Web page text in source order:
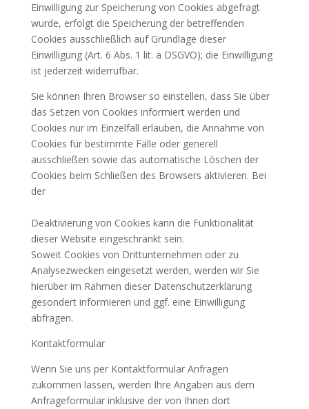
Einwilligung zur Speicherung von Cookies abgefragt
wurde, erfolgt die Speicherung der betreffenden
Cookies ausschließlich auf Grundlage dieser
Einwilligung (Art. 6 Abs. 1 lit. a DSGVO); die Einwilligung
ist jederzeit widerrufbar.
Sie können Ihren Browser so einstellen, dass Sie über
das Setzen von Cookies informiert werden und
Cookies nur im Einzelfall erlauben, die Annahme von
Cookies für bestimmte Fälle oder generell
ausschließen sowie das automatische Löschen der
Cookies beim Schließen des Browsers aktivieren. Bei
der
Deaktivierung von Cookies kann die Funktionalität
dieser Website eingeschränkt sein.
Soweit Cookies von Drittunternehmen oder zu
Analysezwecken eingesetzt werden, werden wir Sie
hierüber im Rahmen dieser Datenschutzerklärung
gesondert informieren und ggf. eine Einwilligung
abfragen.
Kontaktformular
Wenn Sie uns per Kontaktformular Anfragen
zukommen lassen, werden Ihre Angaben aus dem
Anfrageformular inklusive der von Ihnen dort